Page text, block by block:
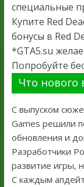
специальные
Купите Red
бонусы в Red
*GTA5.su
Попробуйте
Что нового
С выпуском
Games решили
обновления и
Разработчики
развитие игры,
С каждым